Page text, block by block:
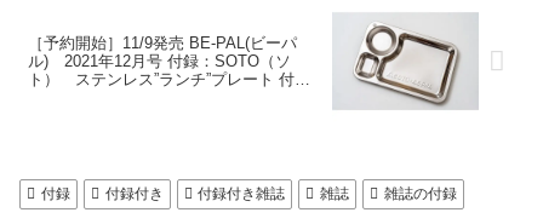
［予約開始］11/9発売 BE-PAL(ビーパ
ル) 2021年12月号 付録：SOTO（ソ
ト） ステンレス”ランチ”プレート 付録
付録 付録付き 付録付き雑誌 雑誌 雑誌の付録